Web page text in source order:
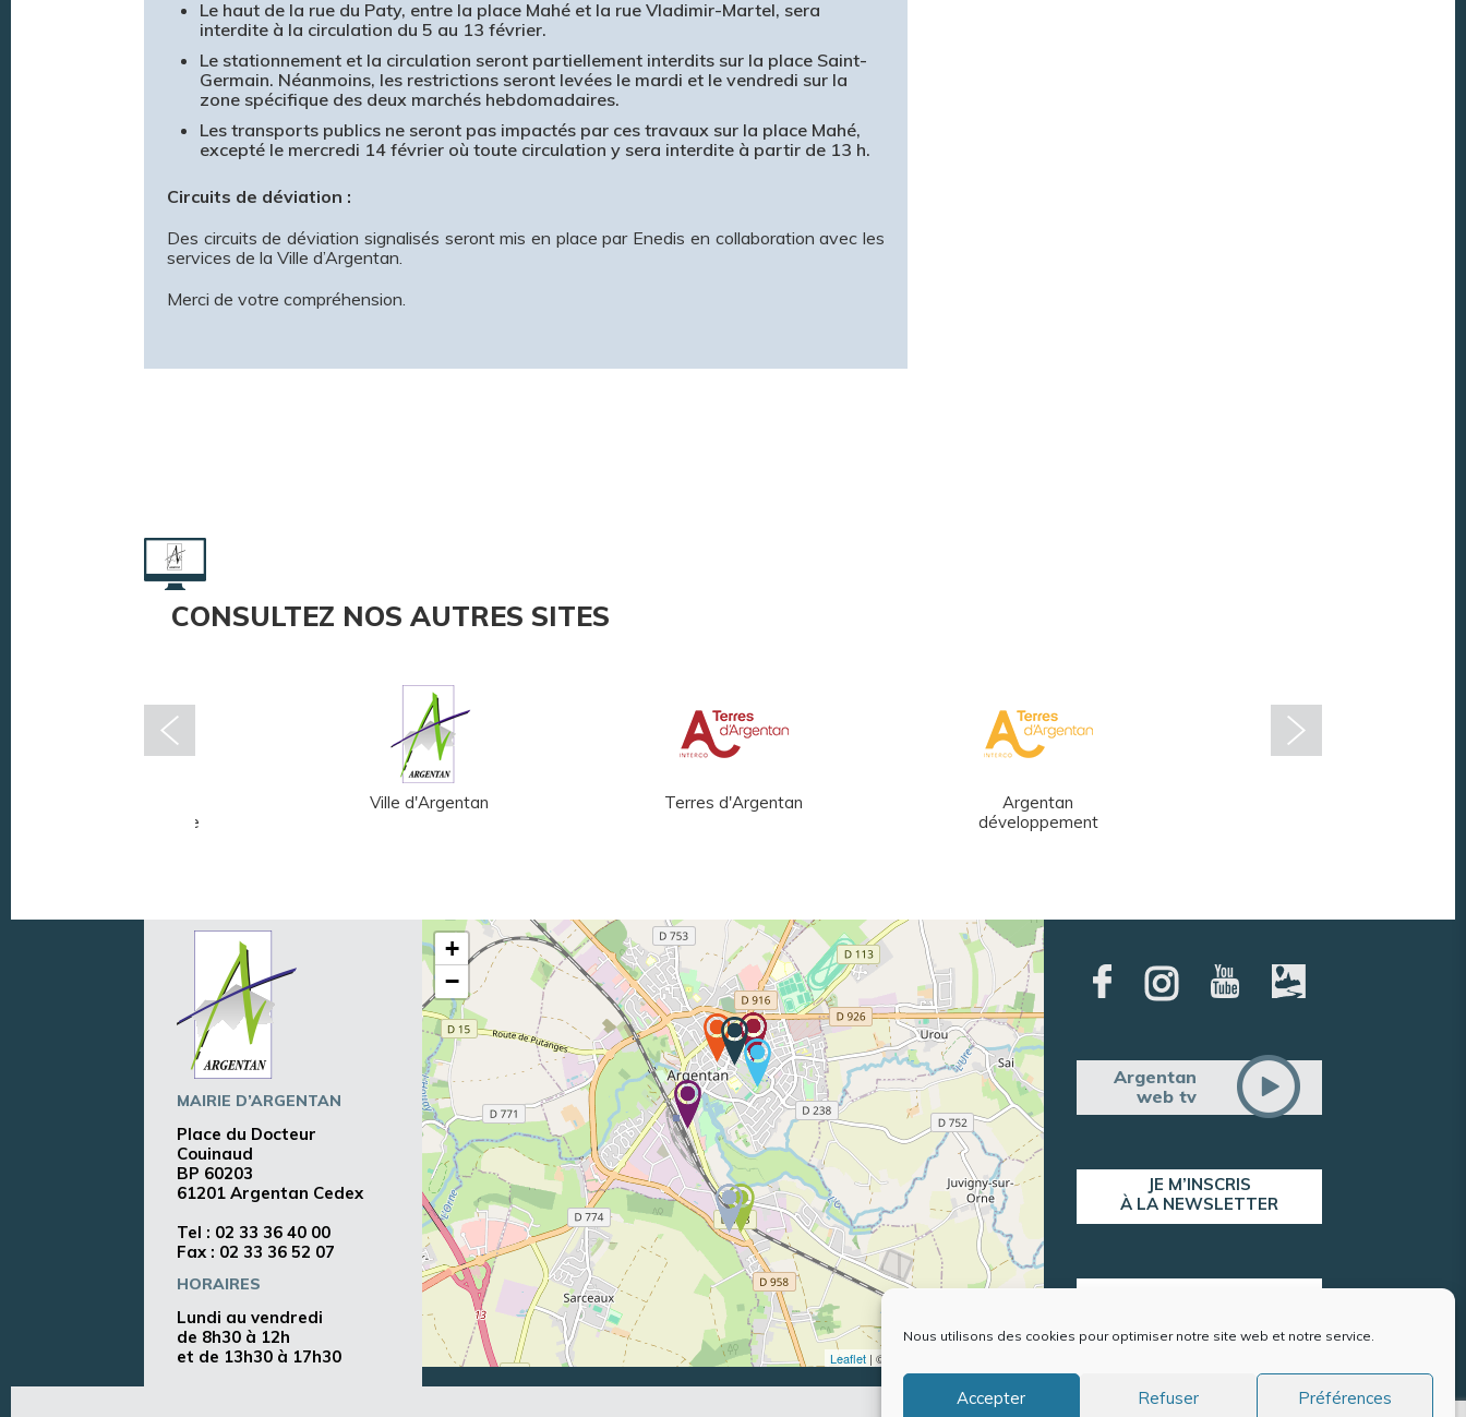
Nous utilisons des cookies pour optimiser notre site web et notre service.
Accepter Refuser Préférences
Le haut de la rue du Paty, entre la place Mahé et la rue Vladimir-Martel, sera
interdite à la circulation du 5 au 13 février.
Le stationnement et la circulation seront partiellement interdits sur la place Saint-
Germain. Néanmoins, les restrictions seront levées le mardi et le vendredi sur la
zone spécifique des deux marchés hebdomadaires.
Les transports publics ne seront pas impactés par ces travaux sur la place Mahé,
excepté le mercredi 14 février où toute circulation y sera interdite à partir de 13 h.
Circuits de déviation :
Des circuits de déviation signalisés seront mis en place par Enedis en collaboration avec les
services de la Ville d’Argentan.
Merci de votre compréhension.
CONSULTEZ NOS AUTRES SITES
Léger - André Mare
Ville d'Argentan Terres d'Argentan
Argentan
développement
MAIRIE D’ARGENTAN
Place du Docteur
Couinaud
BP 60203
61201 Argentan Cedex
Tel : 02 33 36 40 00
Fax : 02 33 36 52 07
HORAIRES
Lundi au vendredi
de 8h30 à 12h
et de 13h30 à 17h30
+
−
Leaflet| ©
Argentan
web tv
JE M’INSCRIS
À LA NEWSLETTER